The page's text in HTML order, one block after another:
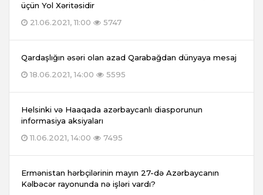
üçün Yol Xəritəsidir
21.06.2021, 11:00
5747
Qardaşlığın əsəri olan azad Qarabağdan dünyaya mesaj
18.06.2021, 14:00
5595
Helsinki və Haaqada azərbaycanlı diasporunun
informasiya aksiyaları
11.06.2021, 14:00
7495
Ermənistan hərbçilərinin mayın 27-də Azərbaycanın
Kəlbəcər rayonunda nə işləri vardı?